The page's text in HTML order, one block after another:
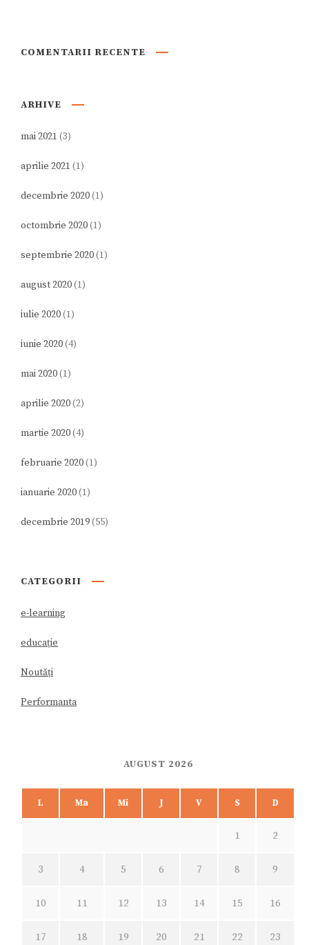
COMENTARII RECENTE
ARHIVE
mai 2021 (3)
aprilie 2021 (1)
decembrie 2020(1)
octombrie 2020(1)
septembrie 2020(1)
august 2020(1)
iulie 2020(1)
iunie 2020(4)
mai 2020(1)
aprilie 2020(2)
martie 2020(4)
februarie 2020(1)
ianuarie 2020(1)
decembrie 2019(55)
CATEGORII
e-learning
educație
Noutăți
Performanta
AUGUST 2026
L Ma Mi J V S D
1 2
3 4 5 6 7 8 9
10 11 12 13 14 15 16
17 18 19 20 21 22 23